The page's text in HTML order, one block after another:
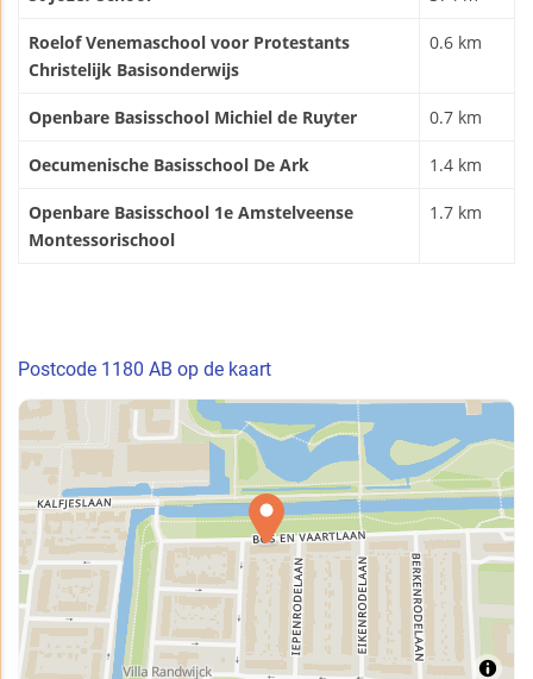
Roelof Venemaschool voor Protestants
Christelijk Basisonderwijs
0.6 km
Openbare Basisschool Michiel de Ruyter 0.7 km
Oecumenische Basisschool De Ark 1.4 km
Openbare Basisschool 1e Amstelveense
Montessorischool
1.7 km
Postcode 1180 AB op de kaart